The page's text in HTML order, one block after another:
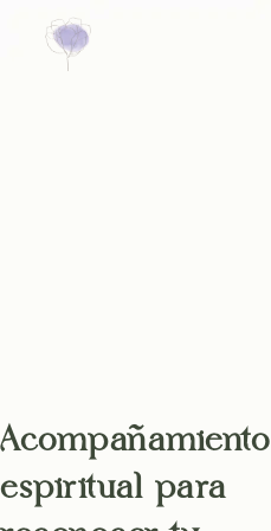
Acompañamiento
espiritual para